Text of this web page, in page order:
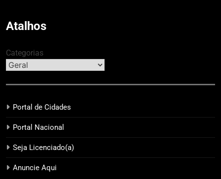
Atalhos
Categorias
Portal de Cidades
Portal Nacional
Seja Licenciado(a)
Anuncie Aqui